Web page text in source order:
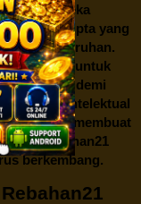
ini. Mereka
hak cipta yang
keseluruhan.
upaya untuk
demi
intelektual
yang membuat
diRebahan21
berkembang.